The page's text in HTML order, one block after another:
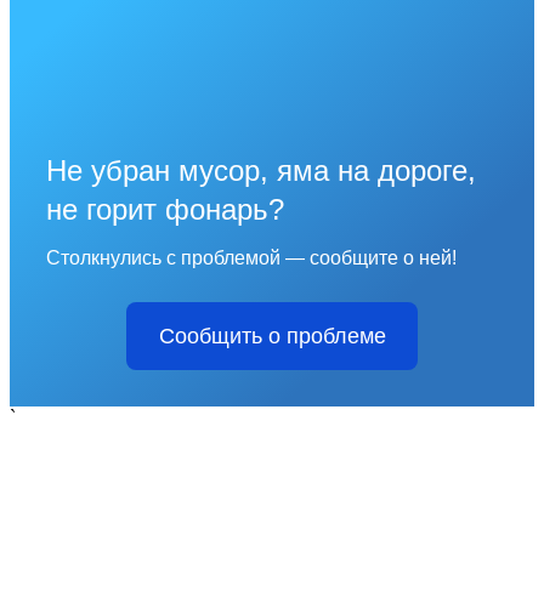
Не убран мусор, яма на дороге,
не горит фонарь?
Столкнулись с проблемой — сообщите о ней!
Сообщить о проблеме
`